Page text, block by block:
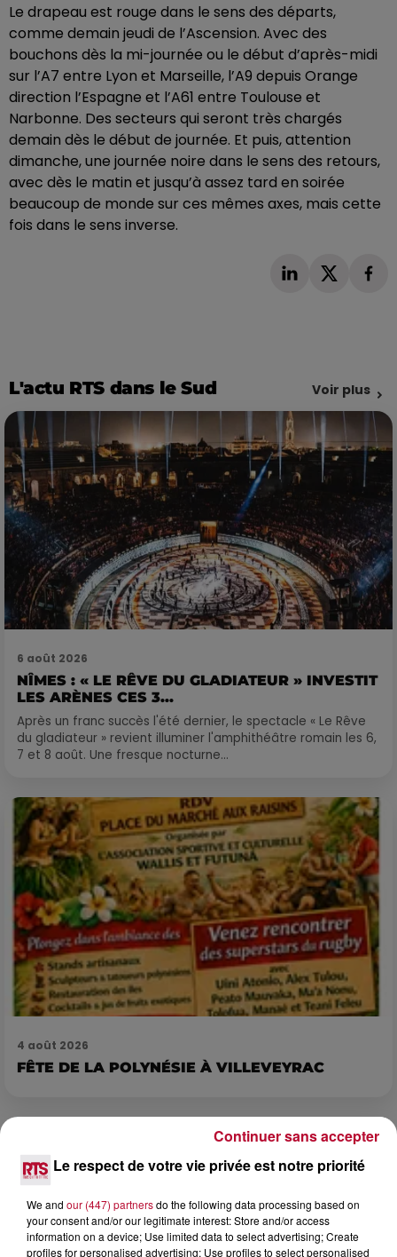
Le drapeau est rouge dans le sens des départs,
comme demain jeudi de l’Ascension. Avec des
bouchons dès la mi-journée ou le début d’après-midi
sur l’A7 entre Lyon et Marseille, l’A9 depuis Orange
direction l’Espagne et l’A61 entre Toulouse et
Narbonne. Des secteurs qui seront très chargés
demain dès le début de journée. Et puis, attention
dimanche, une journée noire dans le sens des retours,
avec dès le matin et jusqu’à assez tard en soirée
beaucoup de monde sur ces mêmes axes, mais cette
fois dans le sens inverse.
L'actu RTS dans le Sud Voir plus
6 août 2026
NÎMES : « LE RÊVE DU GLADIATEUR » INVESTIT
LES ARÈNES CES 3...
Après un franc succès l'été dernier, le spectacle « Le Rêve
du gladiateur » revient illuminer l'amphithéâtre romain les 6,
7 et 8 août. Une fresque nocturne...
4 août 2026
FÊTE DE LA POLYNÉSIE À VILLEVEYRAC
Le respect de votre vie privée est notre priorité
We and our (447) partnersdo the following data processing based on
your consent and/or our legitimate interest: Store and/or access
information on a device; Use limited data to select advertising; Create
profiles for personalised advertising; Use profiles to select personalised
Continuer sans accepter